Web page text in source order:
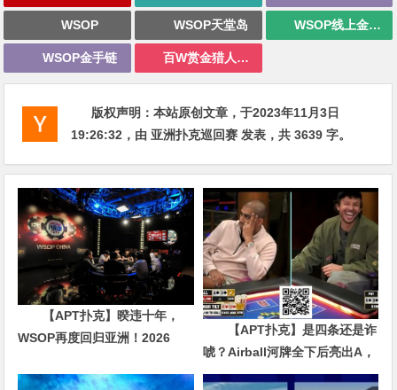
WSOP WSOP天堂岛 WSOP线上金手链
WSOP金手链 百W赏金猎人大奖赛
版权声明：本站原创文章，于2023年11月3日
19:26:32 ，由 亚洲扑克巡回赛 发表，共 3639 字。
【APT扑克】暌违十年，
WSOP再度回归亚洲！2026
场！
【APT扑克】是四条还是诈
唬？Airball河牌全下后亮出A，
这手牌让对手陷入长考